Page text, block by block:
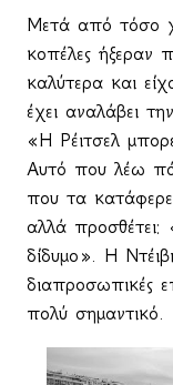
Μετά από τόσο
κοπέλες ήξεραν
καλύτερα και
έχει αναλάβει
«Η Ρέιτσελ
Αυτό που λέω
που τα
αλλά προσθέτει:
δίδυμο». Η
διαπροσωπικές
πολύ σημαντικό.